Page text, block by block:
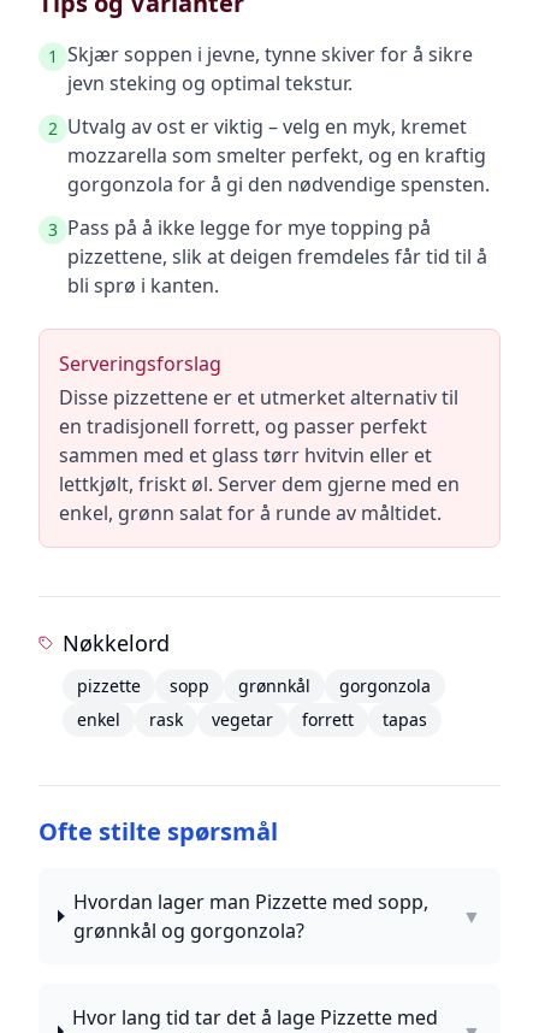
1 Skjær soppen i jevne, tynne skiver for å sikre
jevn steking og optimal tekstur.
2 Utvalg av ost er viktig – velg en myk, kremet
mozzarella som smelter perfekt, og en kraftig
gorgonzola for å gi den nødvendige spensten.
3 Pass på å ikke legge for mye topping på
pizzettene, slik at deigen fremdeles får tid til å
bli sprø i kanten.
Serveringsforslag
Disse pizzettene er et utmerket alternativ til
en tradisjonell forrett, og passer perfekt
sammen med et glass tørr hvitvin eller et
lettkjølt, friskt øl. Server dem gjerne med en
enkel, grønn salat for å runde av måltidet.
Nøkkelord
pizzette sopp grønnkål
gorgonzola
enkel
rask vegetar forrett tapas
Ofte stilte spørsmål
Hvordan lager man Pizzette med sopp,
grønnkål og gorgonzola?
▼
Hvor lang tid tar det å lage Pizzette med